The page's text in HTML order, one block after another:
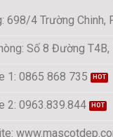
698/4 Trường Chinh,
Số 8 Đường T4B,
1: 0865 868 735
2: 0963.839.844